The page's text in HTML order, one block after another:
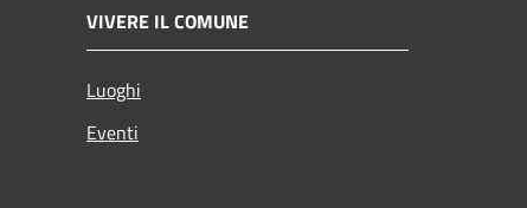
VIVERE IL COMUNE
Luoghi
Eventi